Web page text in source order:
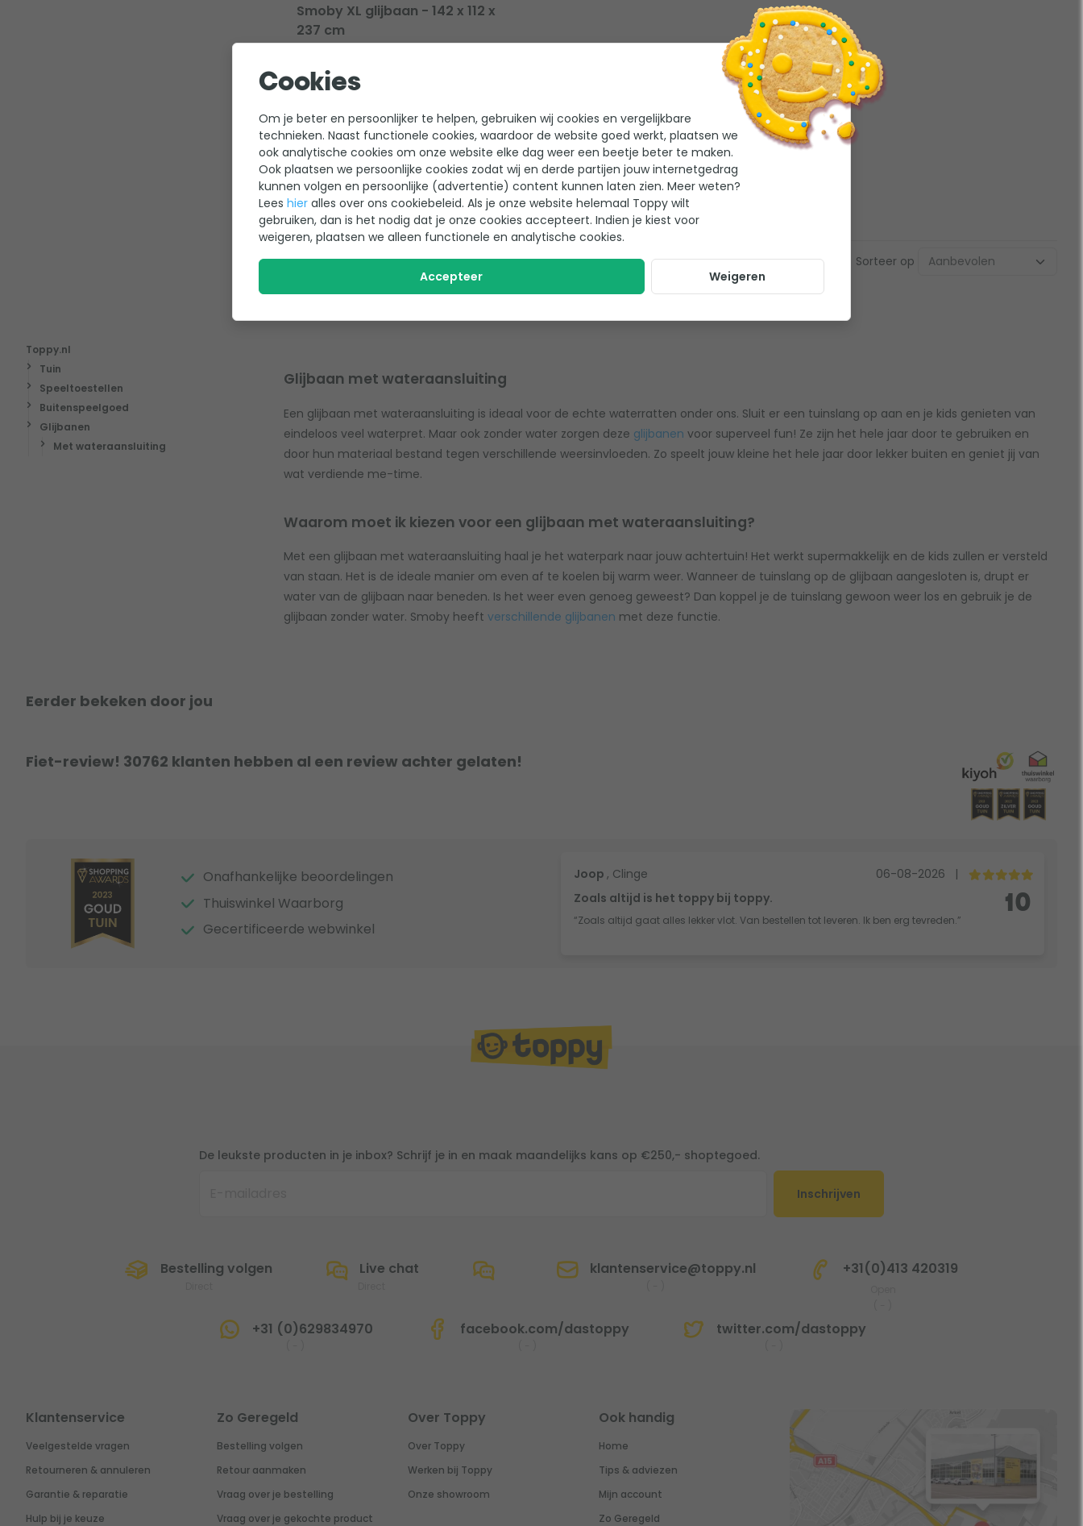
Smoby XL glijbaan - 142 x 112 x
237 cm
Montagetijd: 20 minuten
Stevig materiaal
Niet meer leverbaar
131,95
Sorteer op
Toppy.nl
Tuin
Speeltoestellen
Buitenspeelgoed
Glijbanen
Met wateraansluiting
Glijbaan met wateraansluiting
Een glijbaan met wateraansluiting is ideaal voor de echte waterratten onder ons. Sluit er een tuinslang op aan en je kids genieten van
eindeloos veel waterpret. Maar ook zonder water zorgen deze glijbanen voor superveel fun! Ze zijn het hele jaar door te gebruiken en
door hun materiaal bestand tegen verschillende weersinvloeden. Zo speelt jouw kleine het hele jaar door lekker buiten en geniet jij van
wat verdiende me-time.
Waarom moet ik kiezen voor een glijbaan met wateraansluiting?
Met een glijbaan met wateraansluiting haal je het waterpark naar jouw achtertuin! Het werkt supermakkelijk en de kids zullen er versteld
van staan. Het is de ideale manier om even af te koelen bij warm weer. Wanneer de tuinslang op de glijbaan aangesloten is, drupt er
water van de glijbaan naar beneden. Is het weer even genoeg geweest? Dan koppel je de tuinslang gewoon weer los en gebruik je de
glijbaan zonder water. Smoby heeft verschillende glijbanen met deze functie.
Eerder bekeken door jou
Fiet-review! 30762 klanten hebben al een review achter gelaten!
Onafhankelijke beoordelingen
Thuiswinkel Waarborg
Gecertificeerde webwinkel
Joop , Clinge 06-08-2026
|
Zoals altijd is het toppy bij toppy.
“Zoals altijd gaat alles lekker vlot. Van bestellen tot leveren. Ik ben erg tevreden.”
10
De leukste producten in je inbox? Schrijf je in en maak maandelijks kans op €250,- shoptegoed.
Inschrijven
Bestelling volgen Live chat klantenservice@toppy.nl +31(0)413 420319
+31 (0)629834970 facebook.com/dastoppy twitter.com/dastoppy
Klantenservice
Veelgestelde vragen
Retourneren & annuleren
Garantie & reparatie
Hulp bij je keuze
Zo Geregeld
Bestelling volgen
Retour aanmaken
Vraag over je bestelling
Vraag over je gekochte product
Over Toppy
Over Toppy
Werken bij Toppy
Onze showroom
Ook handig
Home
Tips & adviezen
Mijn account
Zo Geregeld
Cookies
Om je beter en persoonlijker te helpen, gebruiken wij cookies en vergelijkbare
technieken. Naast functionele cookies, waardoor de website goed werkt, plaatsen we
ook analytische cookies om onze website elke dag weer een beetje beter te maken.
Ook plaatsen we persoonlijke cookies zodat wij en derde partijen jouw internetgedrag
kunnen volgen en persoonlijke (advertentie) content kunnen laten zien. Meer weten?
Lees hier alles over ons cookiebeleid. Als je onze website helemaal Toppy wilt
gebruiken, dan is het nodig dat je onze cookies accepteert. Indien je kiest voor
weigeren, plaatsen we alleen functionele en analytische cookies.
Accepteer Weigeren